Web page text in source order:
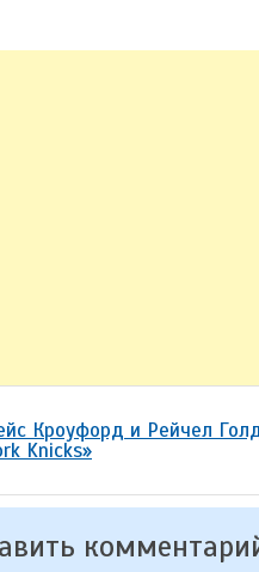
Кроуфорд и Рейчел
Knicks»